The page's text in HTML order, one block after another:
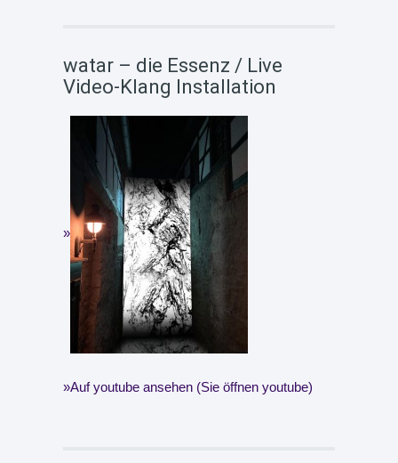
watar – die Essenz / Live
Video-Klang Installation
Auf youtube ansehen (Sie öffnen youtube)